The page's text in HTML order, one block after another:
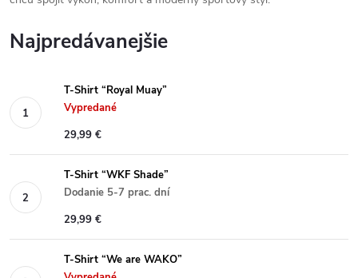
Najpredávanejšie
T-Shirt “Royal Muay”
Vypredané
29,99 €
T-Shirt “WKF Shade”
Dodanie 5-7 prac. dní
29,99 €
T-Shirt “We are WAKO”